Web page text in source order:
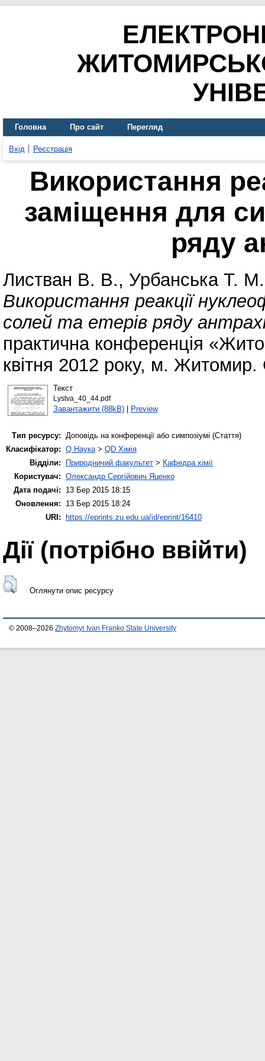
Головна Про сайт Перегляд
Вхід Реєстрація
Використання
заміщення для
ряду
Листван В. В., Урбанська Т. М.
Використання реакції
солей та етерів ряду
практична конференція
квітня 2012 року, м.
Текст
Lystva_40_44.pdf
Завантажити (88kB)| Preview
Тип ресурсу: Доповідь на конференції або симпозіумі (Стаття)
Класифікатор: Q Наука> QD Хімія
Відділи:
Природничий факультет > Кафедра хімії
Користувач: Олександр Сергійович Яценко
Дата подачі:
13 Бер 2015 18:15
Оновлення:
13 Бер 2015 18:24
URI:
https://eprints.zu.edu.ua/id/eprint/16410
Дії ​​(потрібно ввійти)
Оглянути опис ресурсу
© 2008–2026 Zhytomyr Ivan Franko State University